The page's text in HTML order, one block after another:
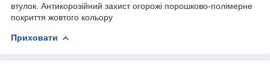
втулок. Антикорозійний захист огорожі порошково-полімерне
покриття жовтого кольору
Приховати